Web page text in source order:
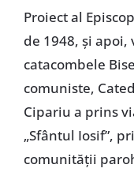
Proiect al
de 1948, și
catacombele
comuniste,
Cipariu a prins
„Sfântul Iosif”,
comunității